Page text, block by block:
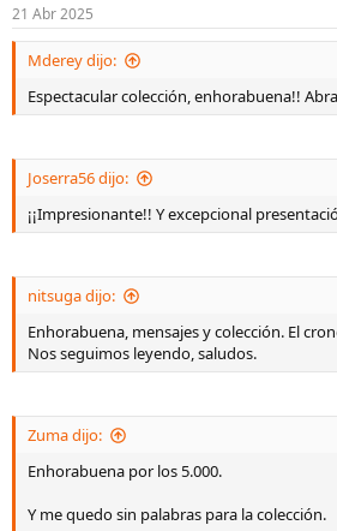
21 Abr 2025
Mderey dijo:
Espectacular colección, enhorabuena!!
Joserra56 dijo:
¡¡Impresionante!! Y excepcional
nitsuga dijo:
Enhorabuena, mensajes y colección. El
Nos seguimos leyendo, saludos.
Zuma dijo:
Enhorabuena por los 5.000.
Y me quedo sin palabras para la colección.